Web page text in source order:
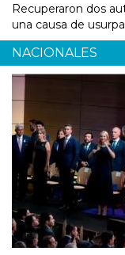
Recuperaron dos
una causa de
NACIONALES